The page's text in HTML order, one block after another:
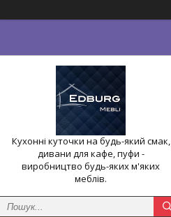
Кухонні куточки на будь-який смак,
дивани для кафе, пуфи -
виробництво будь-яких м'яких
меблів.